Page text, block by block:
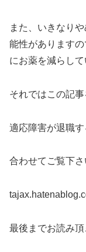
また、いきなり
能性があります
にお薬を減らして
それではこの記事
適応障害が退職
合わせてご覧下さ
最後までお読み